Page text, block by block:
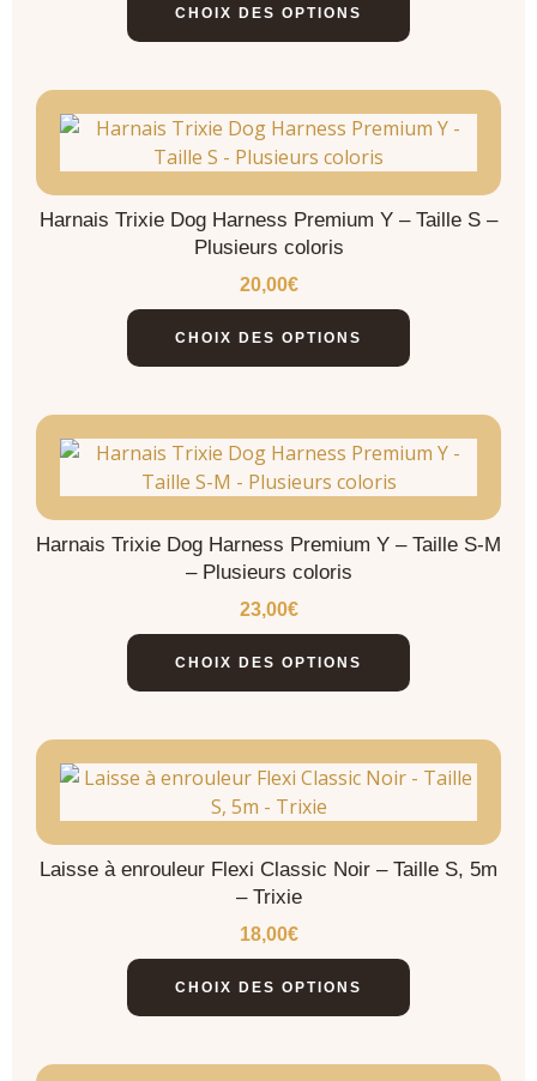
CHOIX DES OPTIONS
Harnais Trixie Dog Harness Premium Y – Taille S –
Plusieurs coloris
20,00€
CHOIX DES OPTIONS
Harnais Trixie Dog Harness Premium Y – Taille S-M
– Plusieurs coloris
23,00€
CHOIX DES OPTIONS
Laisse à enrouleur Flexi Classic Noir – Taille S, 5m
– Trixie
18,00€
CHOIX DES OPTIONS